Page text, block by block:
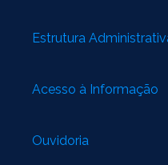
Estrutura
Acesso à Informação
Ouvidoria